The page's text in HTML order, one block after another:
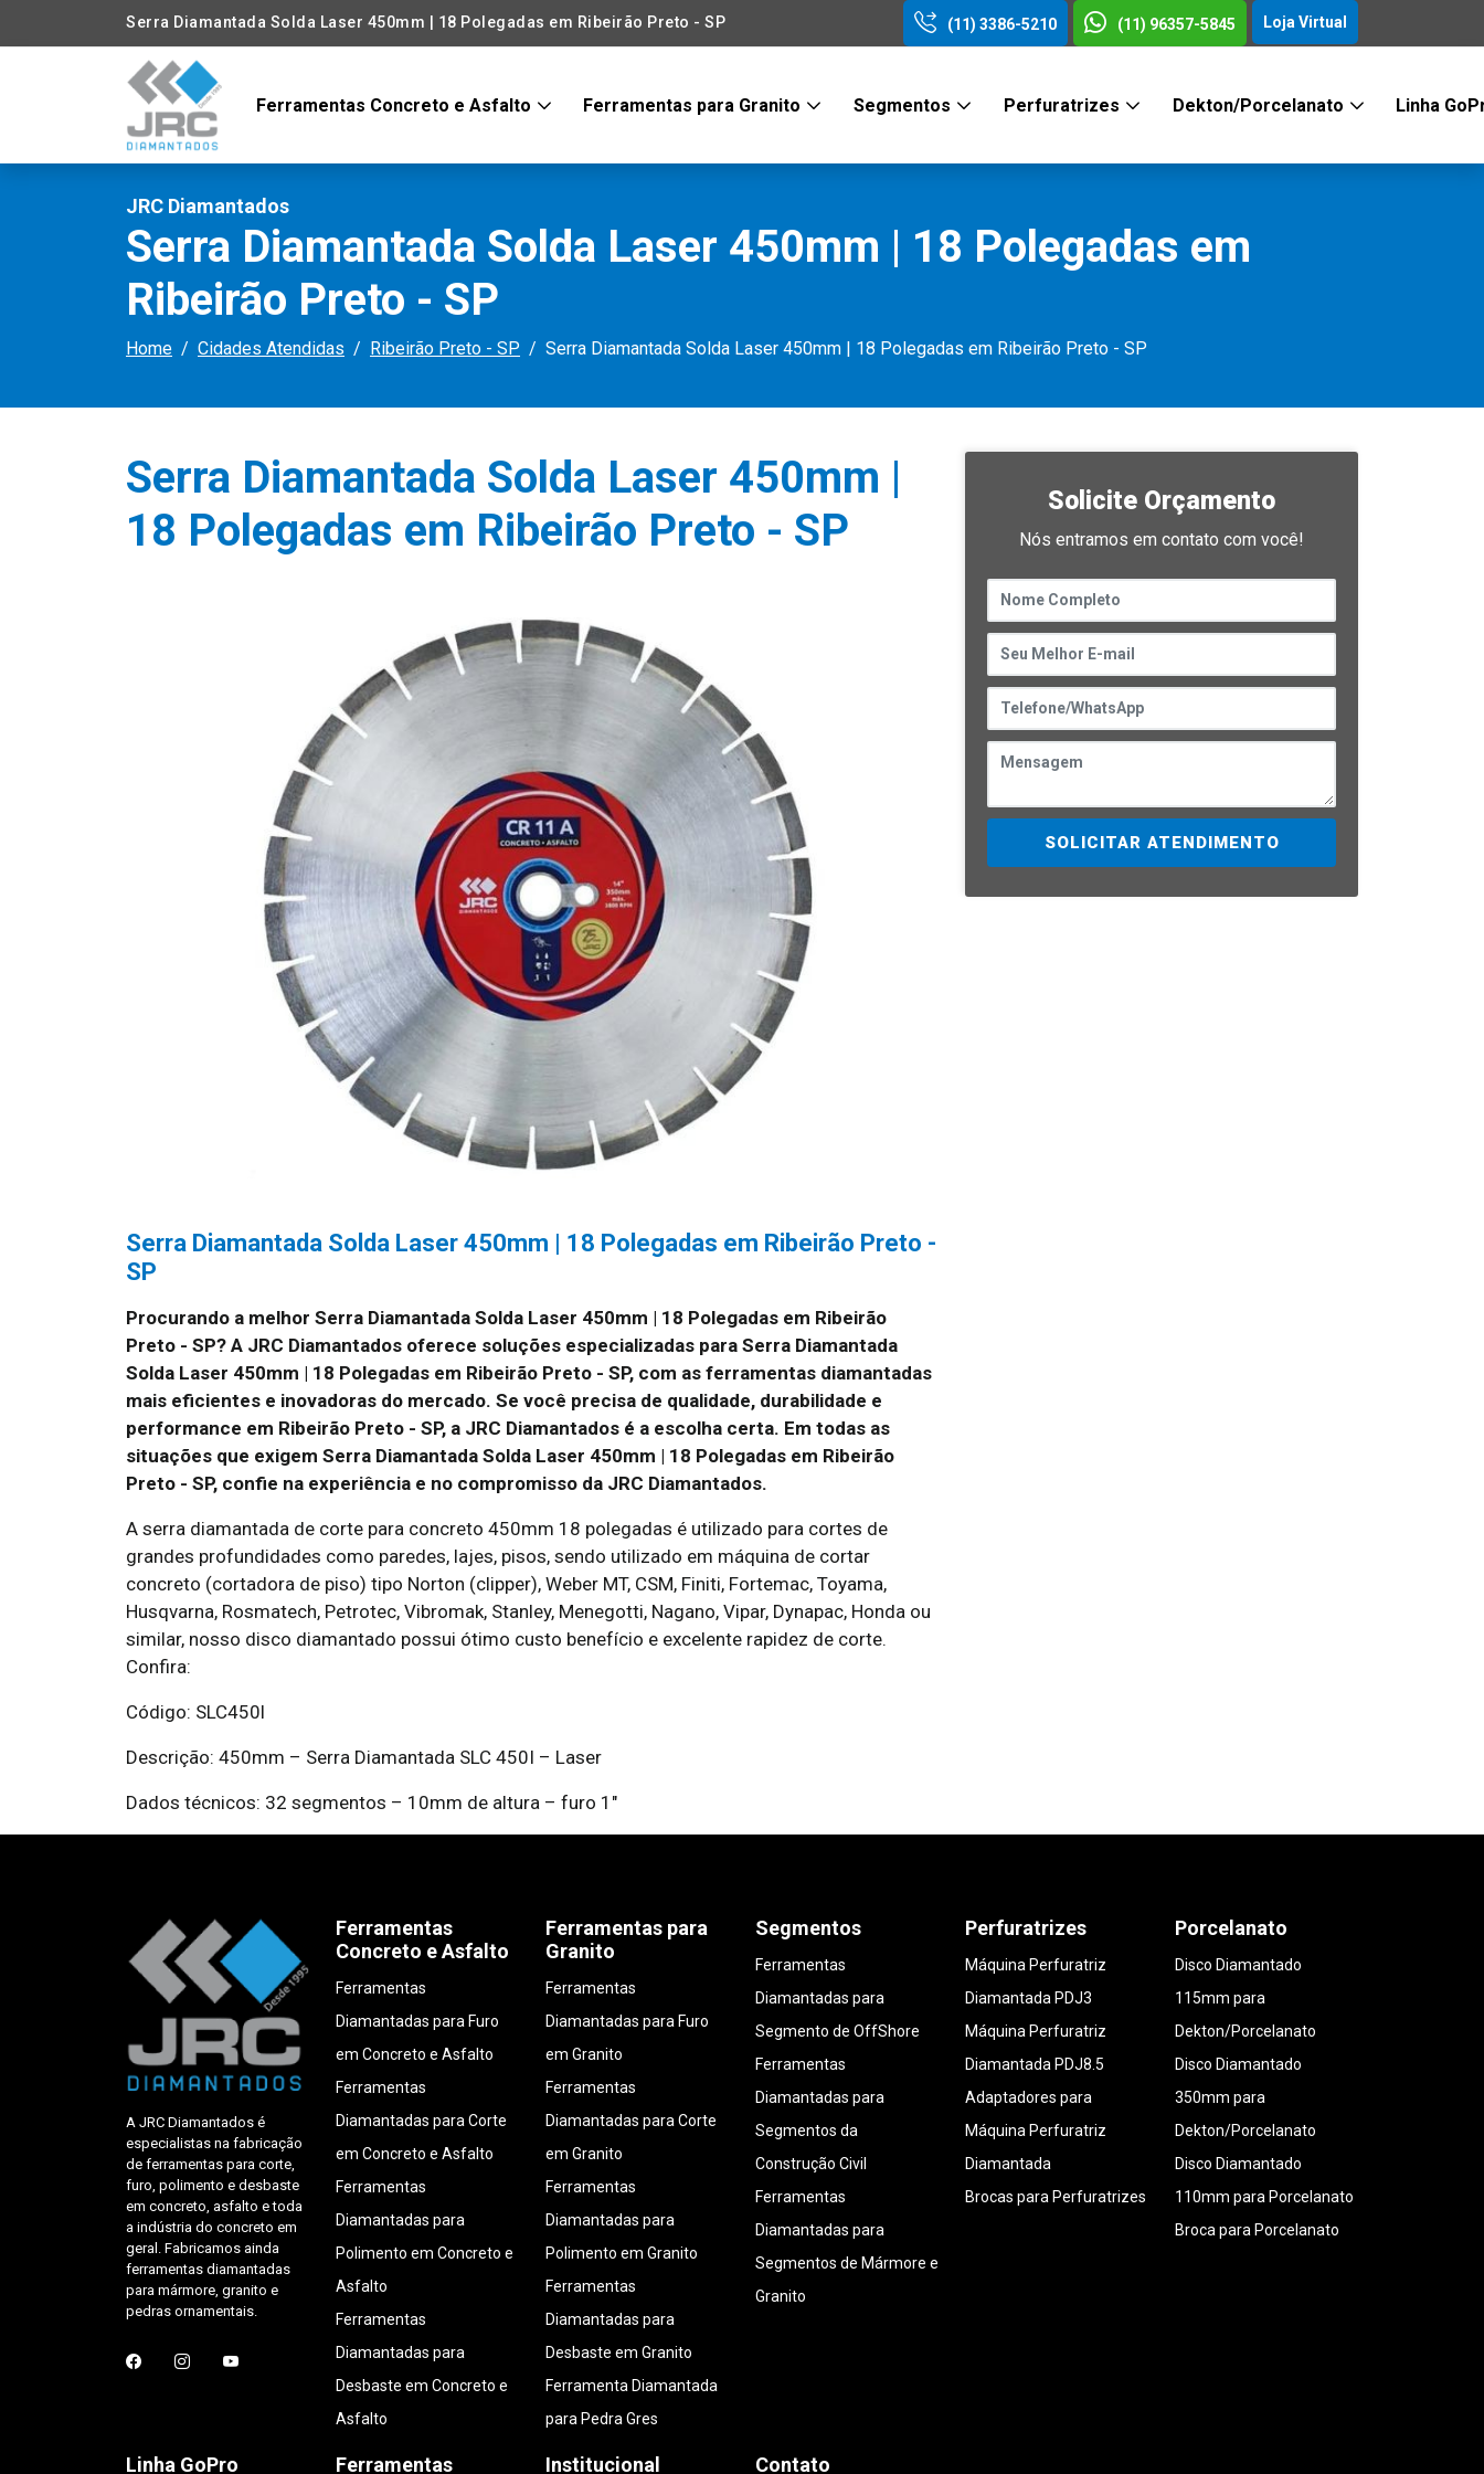
Serra Diamantada Solda Laser 450mm | 18 Polegadas em Ribeirão Preto - SP (11) 3386-5210 (11) 96357-5845 Loja Virtual
Ferramentas Concreto e Asfalto Ferramentas para Granito Segmentos Perfuratrizes Dekton/Porcelanato Linha
JRC Diamantados
Serra Diamantada Solda Laser 450mm | 18 Polegadas em
Ribeirão Preto - SP
Home Cidades Atendidas Ribeirão Preto - SP Serra Diamantada Solda Laser 450mm | 18 Polegadas em Ribeirão Preto - SP
Serra Diamantada Solda Laser 450mm |
18 Polegadas em Ribeirão Preto - SP
Serra Diamantada Solda Laser 450mm | 18 Polegadas em Ribeirão Preto -
SP
Procurando a melhor Serra Diamantada Solda Laser 450mm | 18 Polegadas em Ribeirão
Preto - SP? A JRC Diamantados oferece soluções especializadas para Serra Diamantada
Solda Laser 450mm | 18 Polegadas em Ribeirão Preto - SP, com as ferramentas diamantadas
mais eficientes e inovadoras do mercado. Se você precisa de qualidade, durabilidade e
performance em Ribeirão Preto - SP, a JRC Diamantados é a escolha certa. Em todas as
situações que exigem Serra Diamantada Solda Laser 450mm | 18 Polegadas em Ribeirão
Preto - SP, confie na experiência e no compromisso da JRC Diamantados.
A serra diamantada de corte para concreto 450mm 18 polegadas é utilizado para cortes de
grandes profundidades como paredes, lajes, pisos, sendo utilizado em máquina de cortar
concreto (cortadora de piso) tipo Norton (clipper), Weber MT, CSM, Finiti, Fortemac, Toyama,
Husqvarna, Rosmatech, Petrotec, Vibromak, Stanley, Menegotti, Nagano, Vipar, Dynapac, Honda ou
similar, nosso disco diamantado possui ótimo custo benefício e excelente rapidez de corte.
Confira:
Código: SLC450l
Descrição: 450mm – Serra Diamantada SLC 450I – Laser
Dados técnicos: 32 segmentos – 10mm de altura – furo 1″
Solicite Orçamento
Nós entramos em contato com você!
SOLICITAR ATENDIMENTO
A JRC Diamantados é
especialistas na fabricação
de ferramentas para corte,
furo, polimento e desbaste
em concreto, asfalto e toda
a indústria do concreto em
geral. Fabricamos ainda
ferramentas diamantadas
para mármore, granito e
pedras ornamentais.
Ferramentas
Concreto e Asfalto
Ferramentas
Diamantadas para Furo
em Concreto e Asfalto
Ferramentas
Diamantadas para Corte
em Concreto e Asfalto
Ferramentas
Diamantadas para
Polimento em Concreto e
Asfalto
Ferramentas
Diamantadas para
Desbaste em Concreto e
Asfalto
Ferramentas para
Granito
Ferramentas
Diamantadas para Furo
em Granito
Ferramentas
Diamantadas para Corte
em Granito
Ferramentas
Diamantadas para
Polimento em Granito
Ferramentas
Diamantadas para
Desbaste em Granito
Ferramenta Diamantada
para Pedra Gres
Segmentos
Ferramentas
Diamantadas para
Segmento de OffShore
Ferramentas
Diamantadas para
Segmentos da
Construção Civil
Ferramentas
Diamantadas para
Segmentos de Mármore e
Granito
Perfuratrizes
Máquina Perfuratriz
Diamantada PDJ3
Máquina Perfuratriz
Diamantada PDJ8.5
Adaptadores para
Máquina Perfuratriz
Diamantada
Brocas para Perfuratrizes
Porcelanato
Disco Diamantado
115mm para
Dekton/Porcelanato
Disco Diamantado
350mm para
Dekton/Porcelanato
Disco Diamantado
110mm para Porcelanato
Broca para Porcelanato
Linha GoPro Ferramentas Institucional Contato